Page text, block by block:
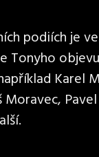
podiích je
Tonyho
Karel